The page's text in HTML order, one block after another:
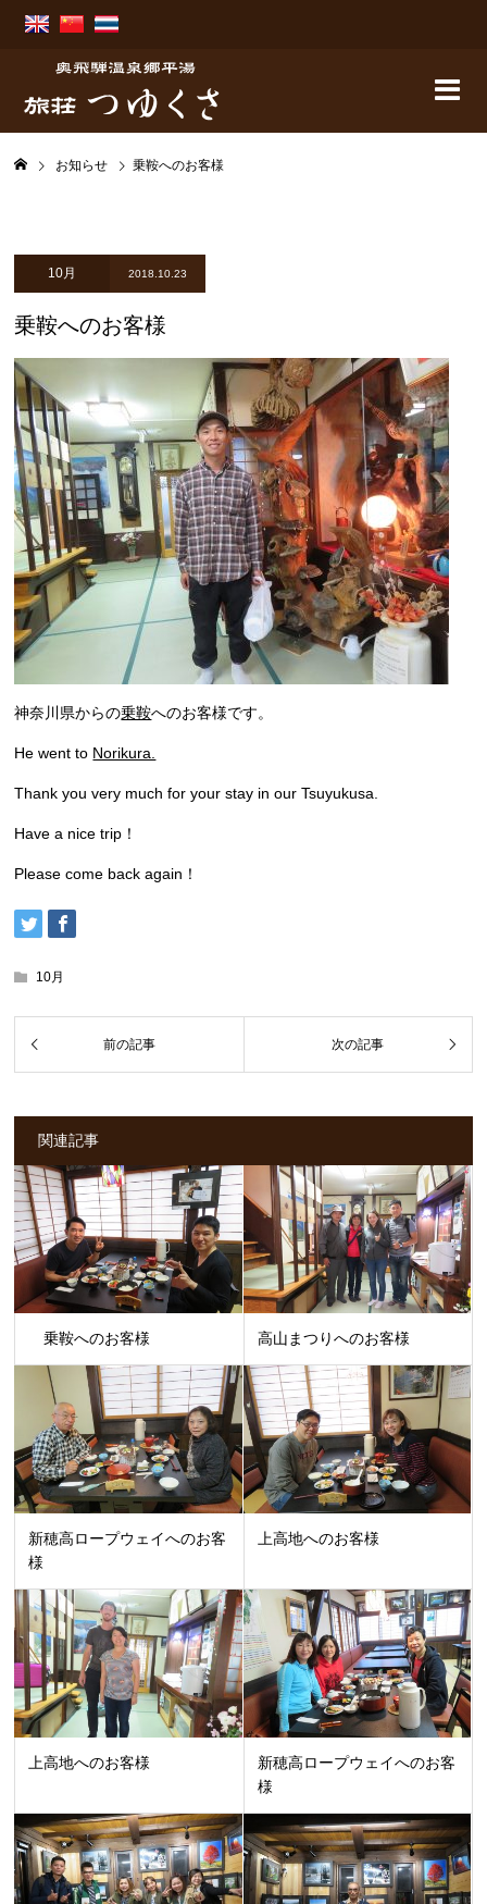
お知らせ 乗鞍へのお客様
10月 2018.10.23
乗鞍へのお客様
神奈川県からの乗鞍へのお客様です。
He went to Norikura.
Thank you very much for your stay in our Tsuyukusa.
Have a nice trip！
Please come back again！
10月
関連記事
乗鞍へのお客様 高山まつりへのお客様
新穂高ロープウェイへのお客
様
上高地へのお客様
上高地へのお客様
新穂高ロープウェイへのお客
様